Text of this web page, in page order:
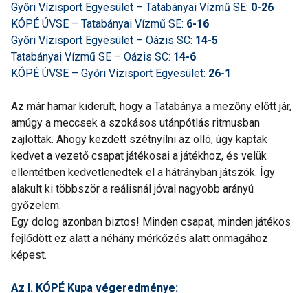
Győri Vízisport Egyesület – Tatabányai Vízmű SE: 0-26
KÓPÉ ÚVSE – Tatabányai Vízmű SE: 6-16
Győri Vízisport Egyesület – Oázis SC: 14-5
Tatabányai Vízmű SE – Oázis SC: 14-6
KÓPÉ ÚVSE – Győri Vízisport Egyesület: 26-1
Az már hamar kiderült, hogy a Tatabánya a mezőny előtt jár,
amúgy a meccsek a szokásos utánpótlás ritmusban
zajlottak. Ahogy kezdett szétnyílni az olló, úgy kaptak
kedvet a vezető csapat játékosai a játékhoz, és velük
ellentétben kedvetlenedtek el a hátrányban játszók. Így
alakult ki többször a reálisnál jóval nagyobb arányú
győzelem.
Egy dolog azonban biztos! Minden csapat, minden játékos
fejlődött ez alatt a néhány mérkőzés alatt önmagához
képest.
Az I. KÓPÉ Kupa végeredménye: